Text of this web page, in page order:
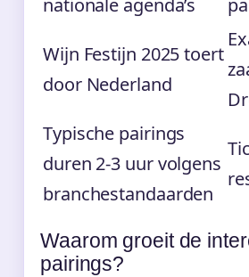
nationale agenda’s
Wijn Festijn 2025 toert
door Nederland
Typische pairings
duren 2-3 uur volgens
branchestandaarden
Waarom groeit de
pairings?